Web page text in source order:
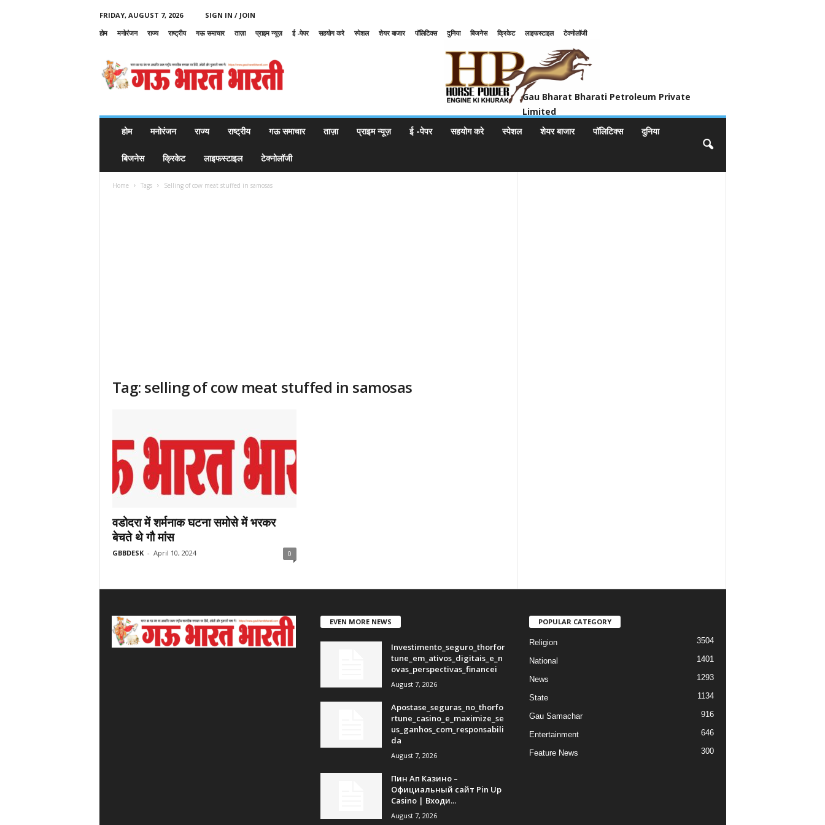
FRIDAY, AUGUST 7, 2026
SIGN IN / JOIN
होम
मनोरंजन राज्य राष्ट्रीय गऊ समाचार ताज़ा प्राइम न्यूज़ ई -पेपर सहयोग करे स्पेशल शेयर बाजार पॉलिटिक्स दुनिया बिजनेस क्रिकेट लाइफस्टाइल
टेक्नोलॉजी
u
Gau Bharat Bharati Petroleum Private
Limited
होम
मनोरंजन राज्य राष्ट्रीय गऊ समाचार ताज़ा प्राइम न्यूज़ ई -पेपर सहयोग करे स्पेशल शेयर बाजार पॉलिटिक्स दुनिया
बिजनेस क्रिकेट लाइफस्टाइल टेक्नोलॉजी
Home Tags Selling of cow meat stuffed in samosas
Tag: selling of cow meat stuffed in samosas
वडोदरा में शर्मनाक घटना समोसे में भरकर
बेचते थे गौ मांस
GBBDESK - April 10, 2024 0
EVEN MORE NEWS
Investimento_seguro_thorfor
tune_em_ativos_digitais_e_n
ovas_perspectivas_financei
August 7, 2026
Apostase_seguras_no_thorfo
rtune_casino_e_maximize_se
us_ganhos_com_responsabili
da
August 7, 2026
Пин Ап Казино –
Официальный сайт Pin Up
Casino | Входи...
August 7, 2026
POPULAR CATEGORY
Religion 3504
National 1401
News 1293
State 1134
Gau Samachar 916
Entertainment 646
Feature News 300